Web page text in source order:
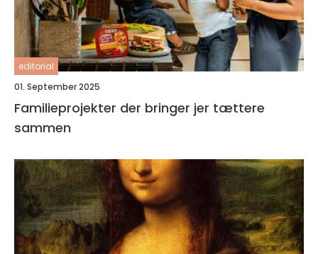
editorial
01. September 2025
Familieprojekter der bringer jer tættere
sammen